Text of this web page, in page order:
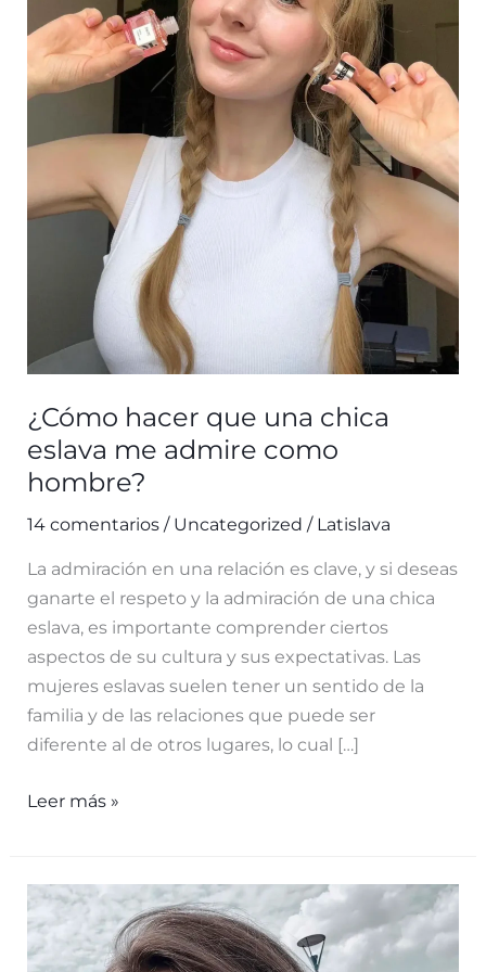
¿Cómo hacer que una chica
eslava me admire como
hombre?
14 comentarios / Uncategorized / Latislava
La admiración en una relación es clave, y si deseas
ganarte el respeto y la admiración de una chica
eslava, es importante comprender ciertos
aspectos de su cultura y sus expectativas. Las
mujeres eslavas suelen tener un sentido de la
familia y de las relaciones que puede ser
diferente al de otros lugares, lo cual […]
¿Cómo
una
chica
eslava
Leer más »